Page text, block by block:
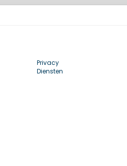
Privacy
Diensten